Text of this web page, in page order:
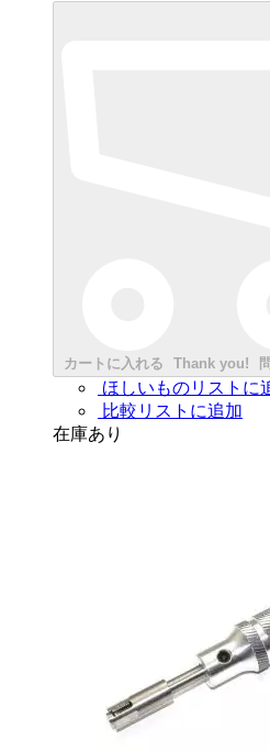
カートに入れる Thank you!
ほしいものリストに
比較リストに追加
在庫あり